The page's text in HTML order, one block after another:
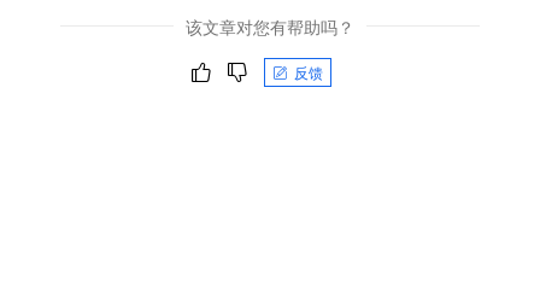
该文章对您有帮助吗？
反馈